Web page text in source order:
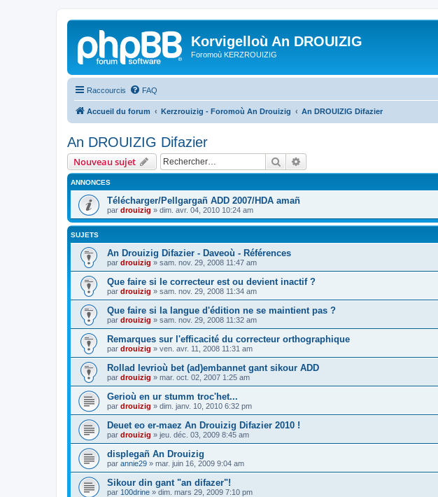
Korvigelloù An DROUIZIG
Foromoù KERZROUIZIG
Raccourcis FAQ
Accueil du forum Kerzrouizig - Foromoù An Drouizig An DROUIZIG Difazier
An DROUIZIG Difazier
Nouveau sujet Rechercher
ANNONCES
Télécharger/Pellgargañ ADD 2007/HDA amañ
par drouizig » dim. avr. 04, 2010 10:24 am
SUJETS
An Drouizig Difazier - Daveoù - Références
par drouizig » sam. nov. 29, 2008 11:47 am
Que faire si le correcteur est ou devient inactif ?
par drouizig » sam. nov. 29, 2008 11:34 am
Que faire si la langue d'édition ne se maintient pas ?
par drouizig » sam. nov. 29, 2008 11:32 am
Remarques sur l'efficacité du correcteur orthographique
par drouizig » ven. avr. 11, 2008 11:31 am
Rollad levrioù bet (ad)embannet gant sikour ADD
par drouizig » mar. oct. 02, 2007 1:25 am
Gerioù en ur stumm troc'het...
par drouizig » dim. janv. 10, 2010 6:32 pm
Deuet eo er-maez An Drouizig Difazier 2010 !
par drouizig » jeu. déc. 03, 2009 8:45 am
displegañ An Drouizig
par annie29 » mar. juin 16, 2009 9:04 am
Sikour din gant "an difazer"!
par 100drine » dim. mars 29, 2009 7:10 pm